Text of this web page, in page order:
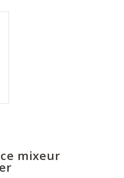
mixeur